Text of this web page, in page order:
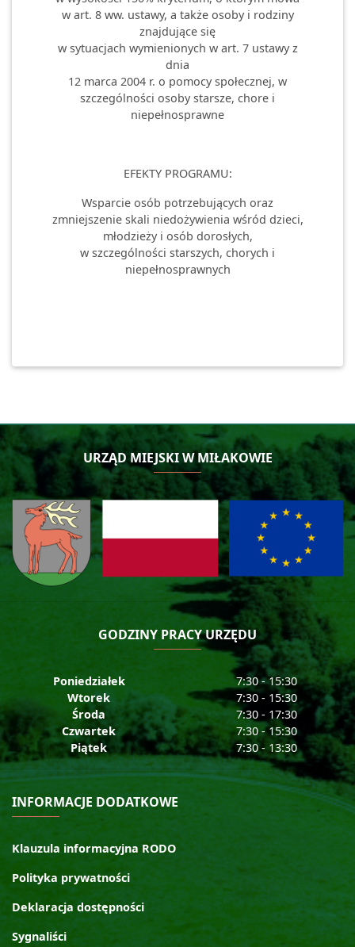
w art. 8 ww. ustawy, a także osoby i rodziny
znajdujące się
w sytuacjach wymienionych w art. 7 ustawy z
dnia
12 marca 2004 r. o pomocy społecznej, w
szczególności osoby starsze, chore i
niepełnosprawne
EFEKTY PROGRAMU:
Wsparcie osób potrzebujących oraz
zmniejszenie skali niedożywienia wśród dzieci,
młodzieży i osób dorosłych,
w szczególności starszych, chorych i
niepełnosprawnych
URZĄD MIEJSKI W MIŁAKOWIE
GODZINY PRACY URZĘDU
Poniedziałek
7:30 - 15:30
Wtorek
7:30 - 15:30
Środa
7:30 - 17:30
Czwartek
7:30 - 15:30
Piątek
7:30 - 13:30
INFORMACJE DODATKOWE
Klauzula informacyjna RODO
Polityka prywatności
Deklaracja dostępności
Sygnaliści